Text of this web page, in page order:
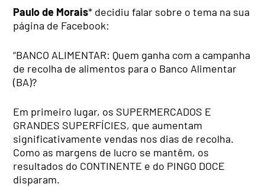
Paulo de Morais* decidiu falar sobre o tema na sua
página de Facebook:
“BANCO ALIMENTAR: Quem ganha com a campanha
de recolha de alimentos para o Banco Alimentar
(BA)?
Em primeiro lugar, os SUPERMERCADOS E
GRANDES SUPERFÍCIES, que aumentam
significativamente vendas nos dias de recolha.
Como as margens de lucro se mantêm, os
resultados do CONTINENTE e do PINGO DOCE
disparam.